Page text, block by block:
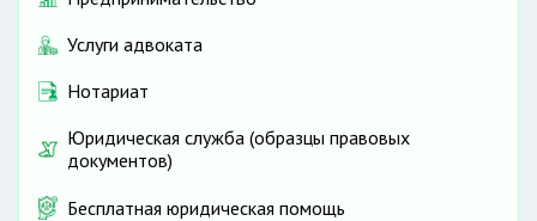
Услуги адвоката
Нотариат
Юридическая служба (образцы правовых
документов)
Бесплатная юридическая помощь